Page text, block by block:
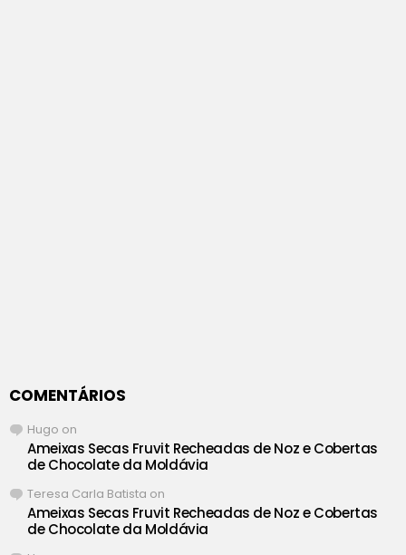
COMENTÁRIOS
Hugo on
Ameixas Secas Fruvit Recheadas de Noz e Cobertas
de Chocolate da Moldávia
Teresa Carla Batista on
Ameixas Secas Fruvit Recheadas de Noz e Cobertas
de Chocolate da Moldávia